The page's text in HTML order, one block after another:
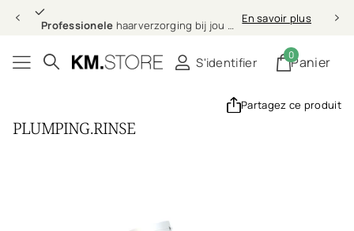
Professionele haarverzorging bij jou thuis En savoir plus
S'identifier Panier
0
Partagez ce produit
PLUMPING.RINSE